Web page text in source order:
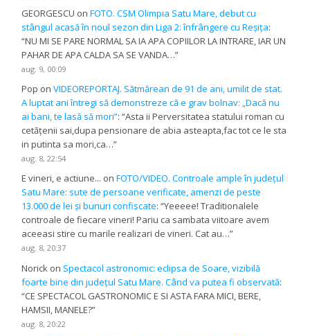
GEORGESCU onFOTO. CSM Olimpia Satu Mare, debut cu
stângul acasă în noul sezon din Liga 2: înfrângere cu Reșița:
“NU MI SE PARE NORMAL SA IA APA COPIILOR LA INTRARE, IAR UN
PAHAR DE APA CALDA SA SE VANDA…”
aug. 9, 00:09
Pop onVIDEOREPORTAJ. Sătmărean de 91 de ani, umilit de stat.
A luptat ani întregi să demonstreze că e grav bolnav: „Dacă nu
ai bani, te lasă să mori”: “Asta ii Perversitatea statului roman cu
cetățenii sai,dupa pensionare de abia asteapta,fac tot ce le sta
in putinta sa mori,ca…”
aug. 8, 22:54
E vineri, e actiune... onFOTO/VIDEO. Controale ample în județul
Satu Mare: sute de persoane verificate, amenzi de peste
13.000 de lei și bunuri confiscate: “Yeeeee! Traditionalele
controale de fiecare vineri! Pariu ca sambata viitoare avem
aceeasi stire cu marile realizari de vineri. Cat au…”
aug. 8, 20:37
Norick on Spectacol astronomic: eclipsa de Soare, vizibilă
foarte bine din județul Satu Mare. Când va putea fi observată:
“CE SPECTACOL GASTRONOMIC E SI ASTA FARA MICI, BERE,
HAMSII, MANELE?”
aug. 8, 20:22